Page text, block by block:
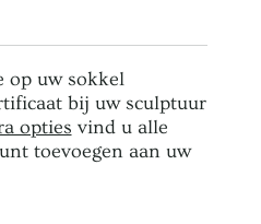
op uw sokkel
bij uw sculptuur
opties vind u alle
toevoegen aan uw